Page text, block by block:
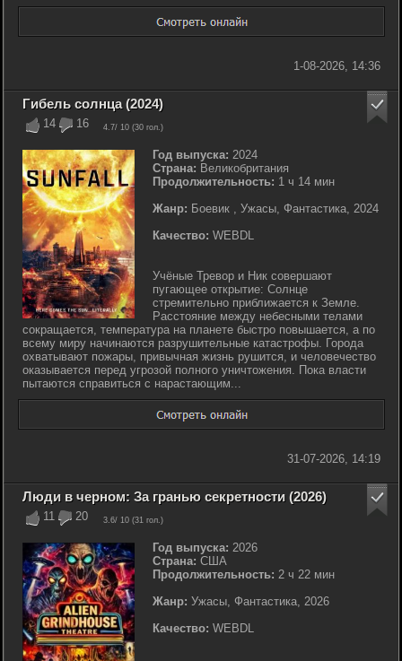
1-08-2026, 14:36
14 16 4.7/ 10 (30 гол.)
Гибель солнца (2024)
Год выпуска: 2024
Страна: Великобритания
Продолжительность: 1 ч 14 мин
Жанр: Боевик , Ужасы, Фантастика, 2024
Качество: WEBDL
Учёные Тревор и Ник совершают
пугающее открытие: Солнце
стремительно приближается к Земле.
Расстояние между небесными телами
сокращается, температура на планете быстро повышается, а по
всему миру начинаются разрушительные катастрофы. Города
охватывают пожары, привычная жизнь рушится, и человечество
оказывается перед угрозой полного уничтожения. Пока власти
пытаются справиться с нарастающим...
31-07-2026, 14:19
11 20 3.6/ 10 (31 гол.)
Люди в черном: За гранью секретности (2026)
Год выпуска: 2026
Страна: США
Продолжительность: 2 ч 22 мин
Жанр: Ужасы, Фантастика, 2026
Качество: WEBDL